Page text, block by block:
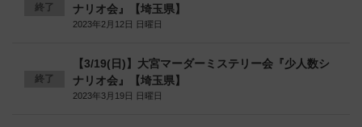
終了
ナリオ会』【埼玉県】
2023年2月12日 日曜日
終了
【3/19(日)】大宮マーダーミステリー会『少人数シ
ナリオ会』【埼玉県】
2023年3月19日 日曜日